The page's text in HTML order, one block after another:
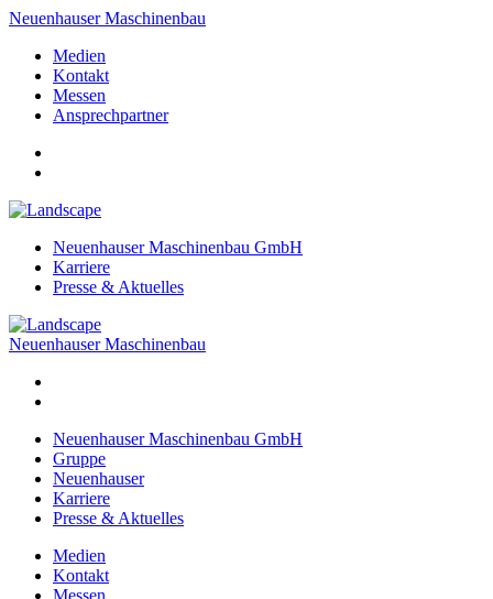
Neuenhauser Maschinenbau
Medien
Kontakt
Messen
Ansprechpartner
Neuenhauser Maschinenbau GmbH
Karriere
Presse & Aktuelles
Neuenhauser Maschinenbau
Neuenhauser Maschinenbau GmbH
Gruppe
Neuenhauser
Karriere
Presse & Aktuelles
Medien
Kontakt
Messen